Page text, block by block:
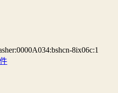
8ix06c:1